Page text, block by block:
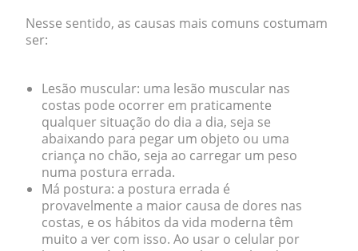
Nesse sentido, as causas mais comuns costumam
ser:
Lesão muscular: uma lesão muscular nas
costas pode ocorrer em praticamente
qualquer situação do dia a dia, seja se
abaixando para pegar um objeto ou uma
criança no chão, seja ao carregar um peso
numa postura errada.
Má postura: a postura errada é
provavelmente a maior causa de dores nas
costas, e os hábitos da vida moderna têm
muito a ver com isso. Ao usar o celular por